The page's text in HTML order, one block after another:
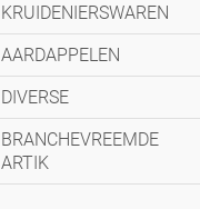
KRUIDENIERSWAREN
AARDAPPELEN
DIVERSE
BRANCHEVREEMDE
ARTIK